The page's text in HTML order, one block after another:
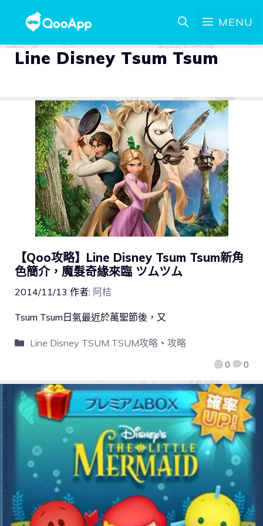
MENU
Line Disney Tsum Tsum
【Qoo攻略】Line Disney Tsum Tsum新角
色簡介，魔髮奇緣來臨 ツムツム
2014/11/13 作者: 阿桔
0 0
Tsum Tsum日氣最近於萬聖節後，又
Line Disney TSUM TSUM攻略、 攻略